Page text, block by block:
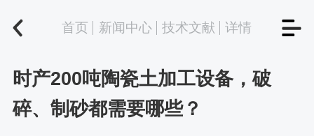
首页 新闻中心 技术文献 详情
时产200吨陶瓷土加工设备，破
碎、制砂都需要哪些？